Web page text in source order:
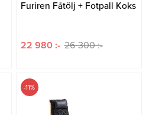
Furiren Fåtölj + Fotpall Koks
22 980 :- 26 300 :-
-11%